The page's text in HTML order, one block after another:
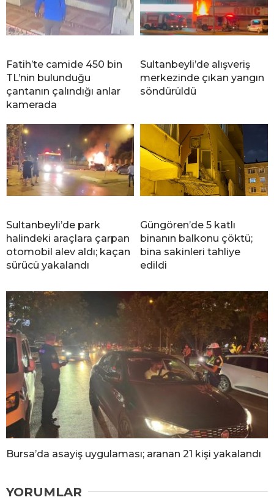
Fatih’te camide 450 bin
TL’nin bulunduğu
çantanın çalındığı anlar
kamerada
Sultanbeyli’de alışveriş
merkezinde çıkan yangın
söndürüldü
Sultanbeyli’de park
halindeki araçlara çarpan
otomobil alev aldı; kaçan
sürücü yakalandı
Güngören’de 5 katlı
binanın balkonu çöktü;
bina sakinleri tahliye
edildi
Bursa’da asayiş uygulaması; aranan 21 kişi yakalandı
YORUMLAR